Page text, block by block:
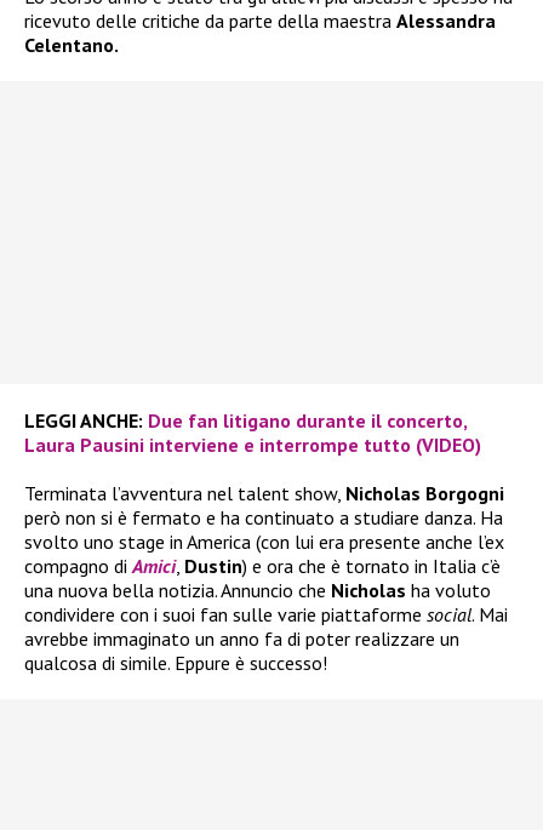
ricevuto delle critiche da parte della maestra Alessandra
Celentano.
LEGGI ANCHE: Due fan litigano durante il concerto,
Laura Pausini interviene e interrompe tutto (VIDEO)
Terminata l’avventura nel talent show, Nicholas Borgogni
però non si è fermato e ha continuato a studiare danza. Ha
svolto uno stage in America (con lui era presente anche l’ex
compagno diAmici, Dustin) e ora che è tornato in Italia c’è
una nuova bella notizia. Annuncio che Nicholas ha voluto
condividere con i suoi fan sulle varie piattaforme social. Mai
avrebbe immaginato un anno fa di poter realizzare un
qualcosa di simile. Eppure è successo!